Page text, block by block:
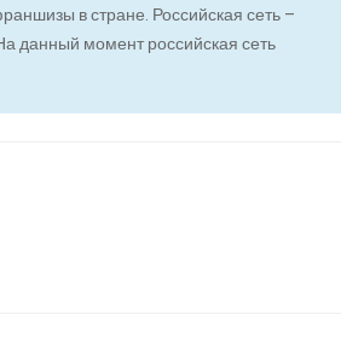
в стране. Российская сеть –
данный момент российская сеть